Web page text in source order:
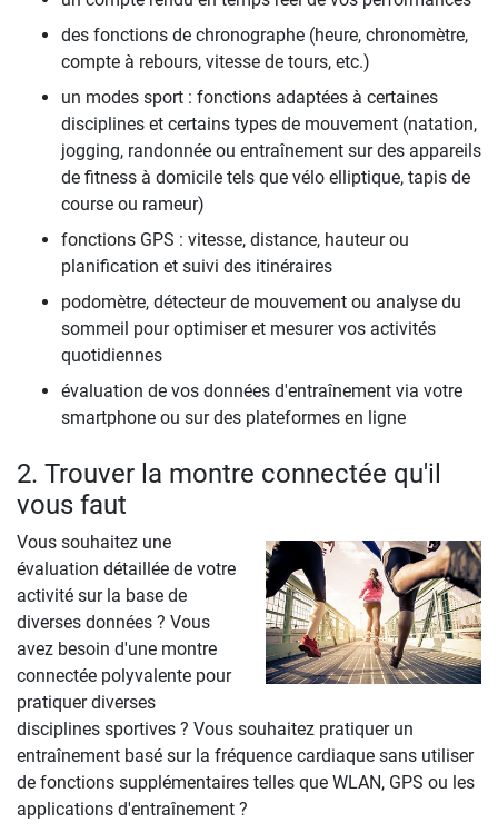
des fonctions de chronographe (heure, chronomètre,
compte à rebours, vitesse de tours, etc.)
un modes sport : fonctions adaptées à certaines
disciplines et certains types de mouvement (natation,
jogging, randonnée ou entraînement sur des appareils
de fitness à domicile tels que vélo elliptique, tapis de
course ou rameur)
fonctions GPS : vitesse, distance, hauteur ou
planification et suivi des itinéraires
podomètre, détecteur de mouvement ou analyse du
sommeil pour optimiser et mesurer vos activités
quotidiennes
évaluation de vos données d'entraînement via votre
smartphone ou sur des plateformes en ligne
2. Trouver la montre connectée qu'il
vous faut
Vous souhaitez une
évaluation détaillée de votre
activité sur la base de
diverses données ? Vous
avez besoin d'une montre
connectée polyvalente pour
pratiquer diverses
disciplines sportives ? Vous souhaitez pratiquer un
entraînement basé sur la fréquence cardiaque sans utiliser
de fonctions supplémentaires telles que WLAN, GPS ou les
applications d'entraînement ?